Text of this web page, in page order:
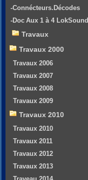
-Connécteurs.Décodes
-Doc Aux 1 à 4 LokSound
Travaux
Travaux 2000
Travaux 2006
Travaux 2007
Travaux 2008
Travaux 2009
Travaux 2010
Travaux 2010
Travaux 2011
Travaux 2012
Travaux 2013